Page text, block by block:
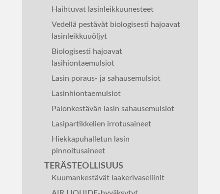
Haihtuvat lasinleikkuunesteet
Vedellä pestävät biologisesti hajoavat
lasinleikkuuöljyt
Biologisesti hajoavat
lasihiontaemulsiot
Lasin poraus- ja sahausemulsiot
Lasinhiontaemulsiot
Palonkestävän lasin sahausemulsiot
Lasipartikkelien irrotusaineet
Hiekkapuhalletun lasin
pinnoitusaineet
TERÄSTEOLLISUUS
Kuumankestävät laakerivaseliinit